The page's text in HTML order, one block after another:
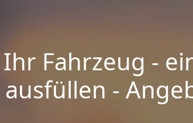
Fahrzeug -
-